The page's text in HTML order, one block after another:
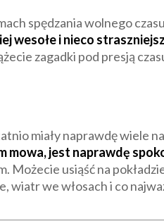
spędzania wolnego
wesołe i nieco
zagadki pod presją
miały naprawdę wiele
mowa, jest naprawdę
Możecie usiąść na
wiatr we włosach i co